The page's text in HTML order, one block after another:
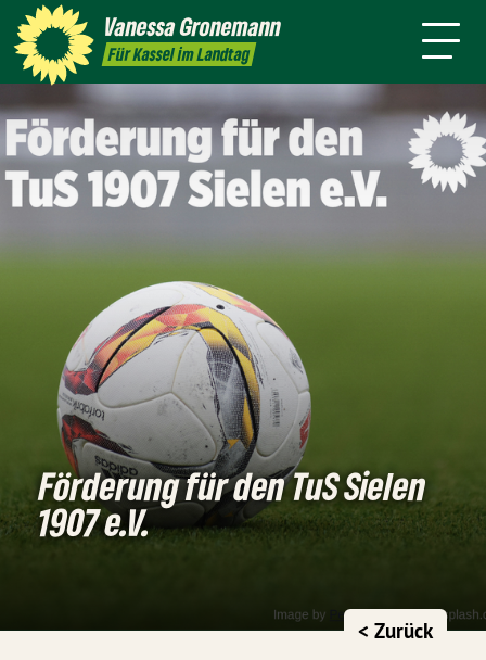
VanessaGronemann
Für Kassel im Landtag
Kontakt Mitmachen
Themen
Förderung für den TuS Sielen
1907 e.V.
< Zurück